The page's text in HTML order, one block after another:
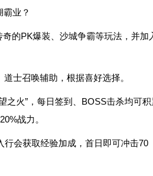
的PK爆装、沙城争霸等玩法，并加
士召唤辅助，根据喜好选择。
之火”，每日签到、BOSS击杀均可积
战力。
会获取经验加成，首日即可冲击70